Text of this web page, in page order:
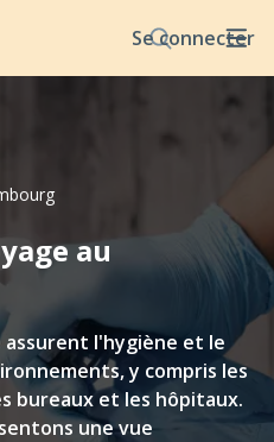
Se connecter
au
l'hygiène et le
y compris les
bureaux et les hôpitaux.
une vue